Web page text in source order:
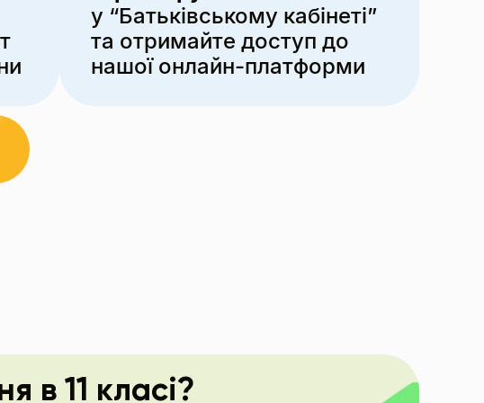
у “Батьківському кабінеті”
та отримайте доступ до
нашої онлайн⁠-⁠платформи
в 11 класі?